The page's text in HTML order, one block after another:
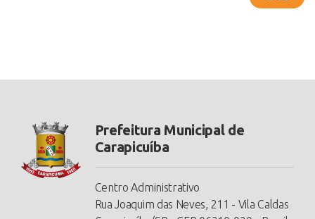
Prefeitura Municipal de
Carapicuíba
Centro Administrativo
Rua Joaquim das Neves, 211 - Vila Caldas